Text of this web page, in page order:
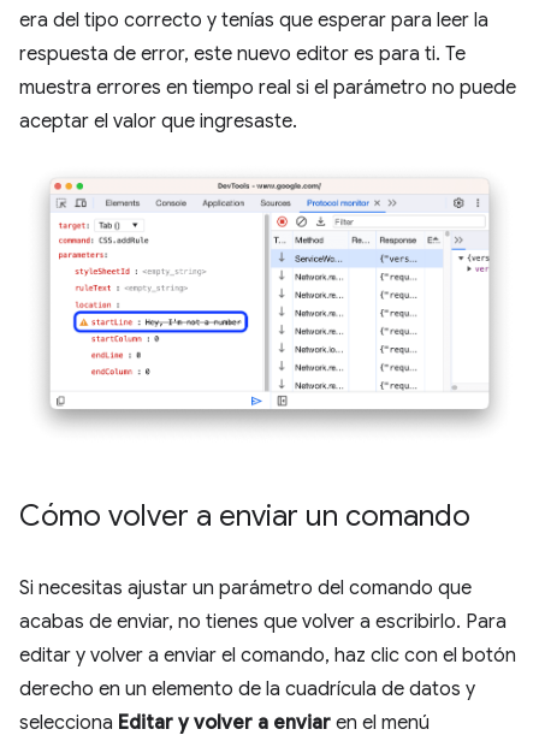
era del tipo correcto y tenías que esperar para leer la
respuesta de error, este nuevo editor es para ti. Te
muestra errores en tiempo real si el parámetro no puede
aceptar el valor que ingresaste.
Cómo volver a enviar un comando
Si necesitas ajustar un parámetro del comando que
acabas de enviar, no tienes que volver a escribirlo. Para
editar y volver a enviar el comando, haz clic con el botón
derecho en un elemento de la cuadrícula de datos y
selecciona Editar y volver a enviar en el menú